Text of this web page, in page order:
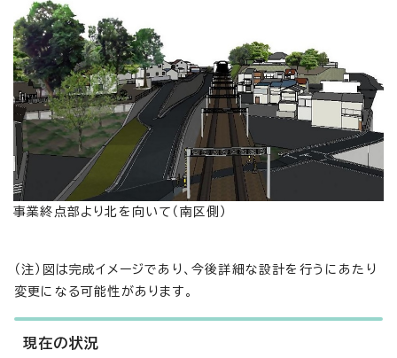
事業終点部より北を向いて（南区側）
（注）図は完成イメージであり、今後詳細な設計を行うにあたり
変更になる可能性があります。
現在の状況